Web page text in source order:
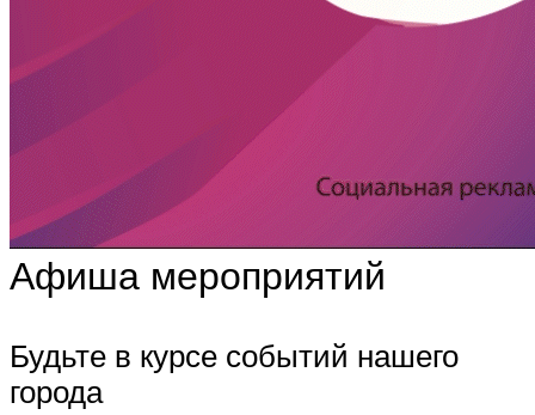
Афиша мероприятий
Будьте в курсе событий нашего
города